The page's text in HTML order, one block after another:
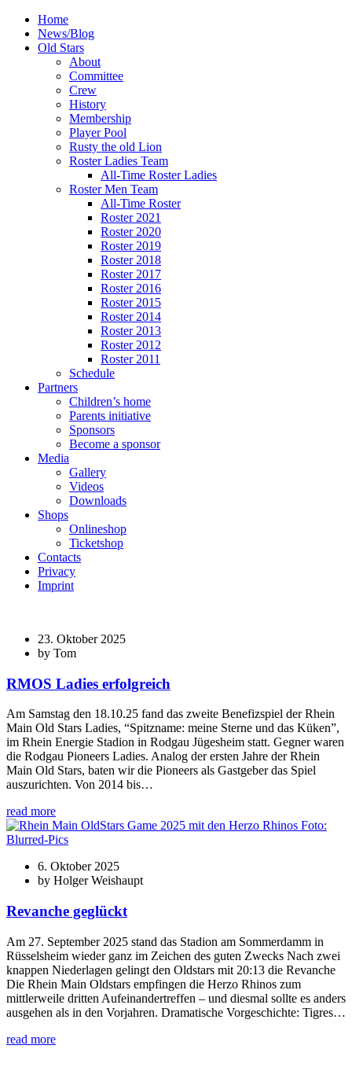
Home
News/Blog
Old Stars
About
Committee
Crew
History
Membership
Player Pool
Rusty the old Lion
Roster Ladies Team
All-Time Roster Ladies
Roster Men Team
All-Time Roster
Roster 2021
Roster 2020
Roster 2019
Roster 2018
Roster 2017
Roster 2016
Roster 2015
Roster 2014
Roster 2013
Roster 2012
Roster 2011
Schedule
Partners
Children’s home
Parents initiative
Sponsors
Become a sponsor
Media
Gallery
Videos
Downloads
Shops
Onlineshop
Ticketshop
Contacts
Privacy
Imprint
23. Oktober 2025
by Tom
RMOS Ladies erfolgreich
Am Samstag den 18.10.25 fand das zweite Benefizspiel der Rhein
Main Old Stars Ladies, “Spitzname: meine Sterne und das Küken”,
im Rhein Energie Stadion in Rodgau Jügesheim statt. Gegner waren
die Rodgau Pioneers Ladies. Analog der ersten Jahre der Rhein
Main Old Stars, baten wir die Pioneers als Gastgeber das Spiel
auszurichten. Von 2014 bis…
read more
6. Oktober 2025
by Holger Weishaupt
Revanche geglückt
Am 27. September 2025 stand das Stadion am Sommerdamm in
Rüsselsheim wieder ganz im Zeichen des guten Zwecks Nach zwei
knappen Niederlagen gelingt den Oldstars mit 20:13 die Revanche
Die Rhein Main Oldstars empfingen die Herzo Rhinos zum
mittlerweile dritten Aufeinandertreffen – und diesmal sollte es anders
ausgehen als in den Vorjahren. Dramatische Vorgeschichte: Tigres…
read more